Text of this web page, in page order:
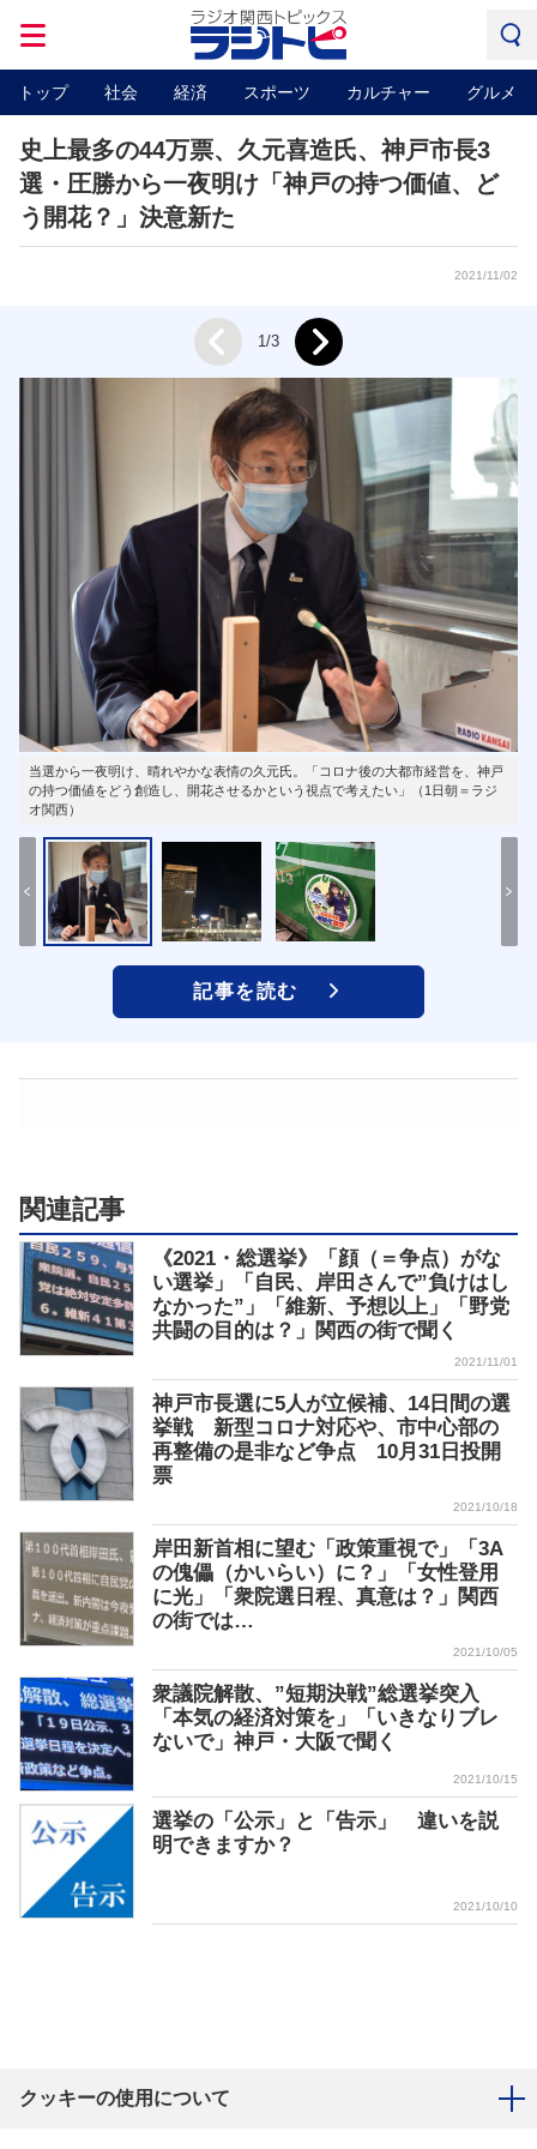
トップ 社会 経済 スポーツ カルチャー グルメ
史上最多の44万票、久元喜造氏、神戸市長3
選・圧勝から一夜明け「神戸の持つ価値、ど
う開花？」決意新た
2021/11/02
当選から一夜明け、晴れやかな表情の久元氏。「コロナ後の大都市経営を、神戸
の持つ価値をどう創造し、開花させるかという視点で考えたい」（1日朝＝ラジ
オ関西）
Prev 1/3 Next
記事を読む
関連記事
《2021・総選挙》「顔（＝争点）がな
い選挙」「自民、岸田さんで”負けはし
なかった”」「維新、予想以上」「野党
共闘の目的は？」関西の街で聞く
2021/11/01
神戸市長選に5人が立候補、14日間の選
挙戦 新型コロナ対応や、市中心部の
再整備の是非など争点 10月31日投開
票
2021/10/18
岸田新首相に望む「政策重視で」「3A
の傀儡（かいらい）に？」「女性登用
に光」「衆院選日程、真意は？」関西
の街では…
2021/10/05
衆議院解散、”短期決戦”総選挙突入
「本気の経済対策を」「いきなりブレ
ないで」神戸・大阪で聞く
2021/10/15
選挙の「公示」と「告示」 違いを説
明できますか？
2021/10/10
クッキーの使用について